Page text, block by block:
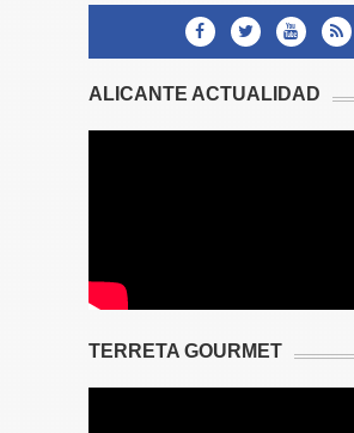
ALICANTE ACTUALIDAD
TERRETA GOURMET